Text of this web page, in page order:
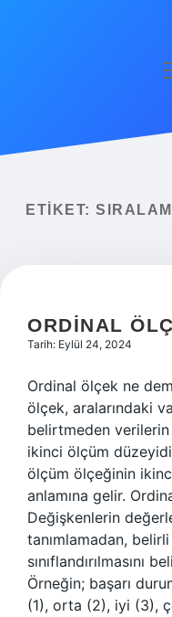
Yasal Uyarı
ETIKET:
ORDINAL
Tarih: Eylül 24, 2024
Ordinal ölçek ne
ölçek, aralarındaki
belirtmeden verilerin
ikinci ölçüm
ölçüm ölçeğinin
anlamına gelir.
Değişkenlerin
tanımlamadan,
sınıflandırılmasını
Örneğin; başarı
(1), orta (2), iyi (3),